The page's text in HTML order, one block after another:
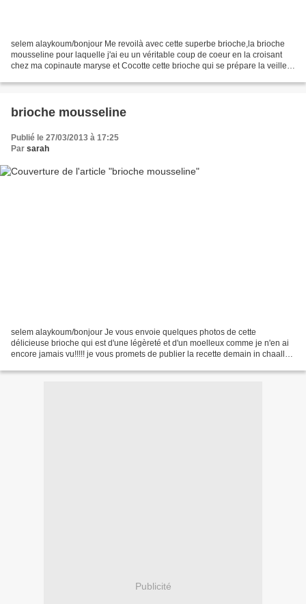
selem alaykoum/bonjour Me revoilà avec cette superbe brioche,la brioche
mousseline pour laquelle j'ai eu un véritable coup de coeur en la croisant
chez ma copinaute maryse et Cocotte cette brioche qui se prépare la veille
brioche mousseline
Publié le 27/03/2013 à 17:25
Par sarah
selem alaykoum/bonjour Je vous envoie quelques photos de cette
délicieuse brioche qui est d'une légèreté et d'un moelleux comme je n'en ai
encore jamais vu!!!!! je vous promets de publier la recette demain in chaallah
Publicité